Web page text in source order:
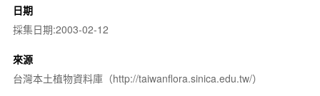
日期
採集日期:2003-02-12
來源
台灣本土植物資料庫（http://taiwanflora.sinica.edu.tw/）